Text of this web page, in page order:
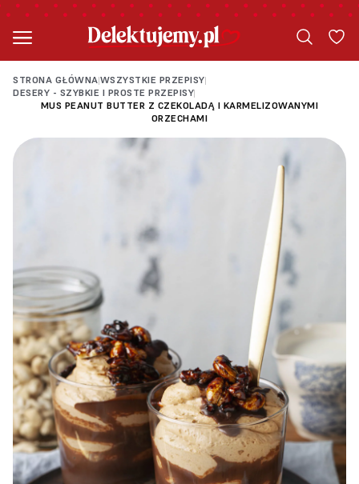
STRONA GŁÓWNA|WSZYSTKIE PRZEPISY|
DESERY - SZYBKIE I PROSTE PRZEPISY|
MUS PEANUT BUTTER Z CZEKOLADĄ I KARMELIZOWANYMI
ORZECHAMI